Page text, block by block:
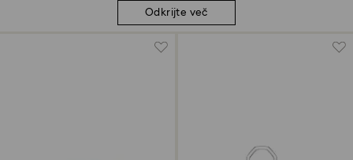
Odkrijte več